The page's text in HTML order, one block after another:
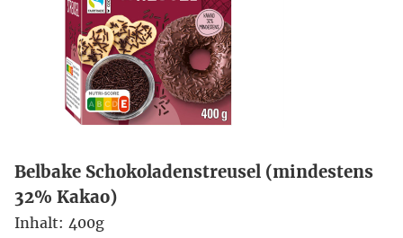
Belbake Schokoladenstreusel (mindestens
32% Kakao)
Inhalt: 400g